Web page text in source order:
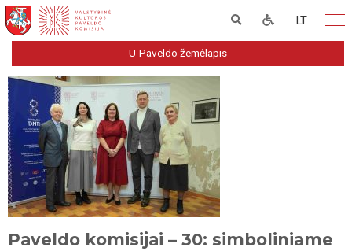
LT
U-Paveldo žemėlapis
Paveldo komisijai – 30: simboliniame